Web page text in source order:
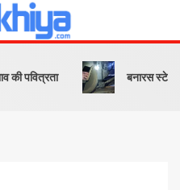
बनारस स्टेशन के